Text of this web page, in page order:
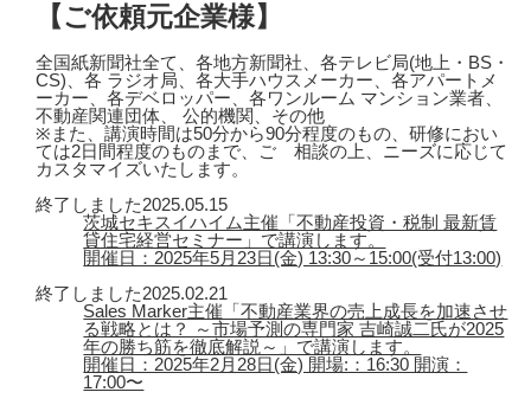
【ご依頼元企業様】
全国紙新聞社全て、各地方新聞社、各テレビ局(地上・BS・
CS)、各 ラジオ局、各大手ハウスメーカー、各アパートメ
ーカー、各デベロッパー、各ワンルーム マンション業者、
不動産関連団体、 公的機関、その他
※また、講演時間は50分から90分程度のもの、研修におい
ては2日間程度のものまで、ご゙相談の上、ニーズに応じて
カスタマイズいたします。
終了しました2025.05.15
茨城セキスイハイム主催「不動産投資・税制 最新賃
貸住宅経営セミナー」で講演します。
開催日：2025年5月23日(金) 13:30～15:00(受付13:00)
終了しました2025.02.21
Sales Marker主催「不動産業界の売上成長を加速させ
る戦略とは？ ～市場予測の専門家 吉崎誠二氏が2025
年の勝ち筋を徹底解説～」で講演します。
開催日：2025年2月28日(金) 開場:：16:30 開演：
17:00〜